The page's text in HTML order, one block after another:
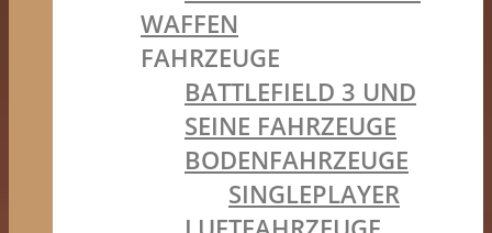
WAFFEN
FAHRZEUGE
BATTLEFIELD 3 UND
SEINE FAHRZEUGE
BODENFAHRZEUGE
SINGLEPLAYER